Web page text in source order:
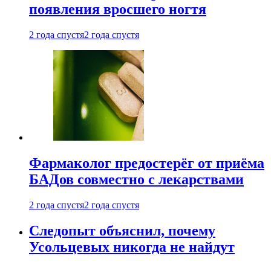
появления вросшего ногтя
2 года спустя2 года спустя
Фармаколог предостерёг от приёма
БАДов совместно с лекарствами
2 года спустя2 года спустя
Следопыт объяснил, почему
Усольцевых никогда не найдут